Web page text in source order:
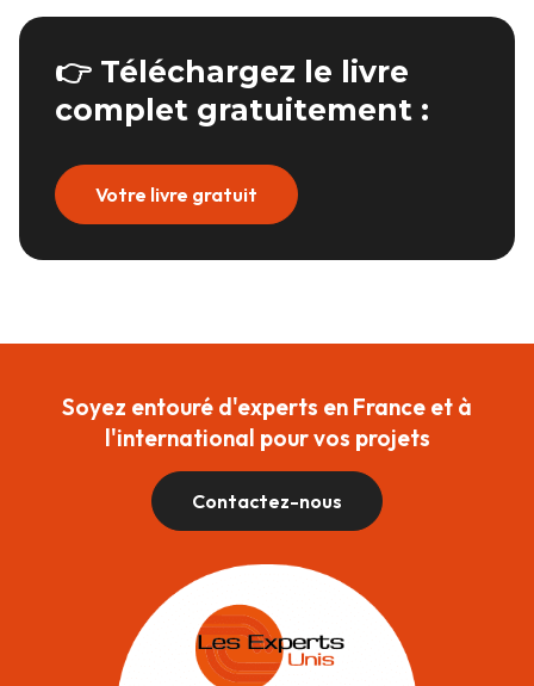
👉 Téléchargez le livre
complet gratuitement :
Votre livre gratuit
Soyez entouré d'experts en France et à
l'international pour vos projets
Contactez-nous